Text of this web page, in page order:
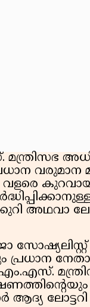
മന്ത്രിസഭ
വരുമാന
അഥവാ
പ്രധാന
ലോട്ടറി